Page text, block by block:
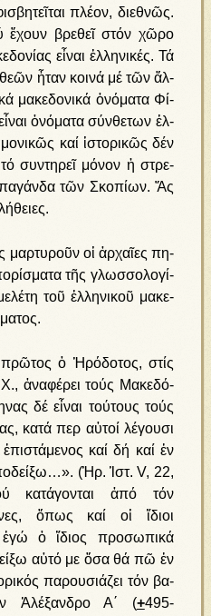
πλέ­ον, δι­ε­θνῶς.
ἔ­χουν βρε­θεῖ στόν χῶ­ρο
εἶ­ναι ἑλ­λη­νι­κές. Τά
ἦ­ταν κοι­νά μέ τῶν ἄλ­
μα­κε­δο­νι­κά ὀ­νό­μα­τα Φί­
ὀ­νό­μα­τα σύν­θε­των ἑλ­
καί ἱ­στο­ρι­κῶς δέν
τό συν­τη­ρεῖ μό­νον ἡ στρε­
τῶν Σκο­πί­ων. Ἄς
μαρ­τυ­ροῦν οἱ ἀρ­χαῖ­ες πη­
τῆς γλωσ­σο­λο­γί­
τοῦ ἑλ­λη­νι­κοῦ μα­κε­
ὁ Ἡ­ρό­δο­τος, στίς
ἀ­να­φέ­ρει τούς Μα­κε­δό­
δέ εἶ­ναι τού­τους το­ύς
κα­τά περ αὐ­τοί λέγουσι
καί δή καί ἐν
(Ἡρ. Ἱ­στ. V, 22,
κατάγονται ἀπό τόν
ὅπως καί οἱ ἴδιοι
ἐγώ ὁ ἴδιος προσωπικά
αὐτό με ὅσα θά πῶ ἐν
πα­ρου­σιά­ζει τόν βα­
Ἀ­λέ­ξαν­δρο Α΄ (+495-